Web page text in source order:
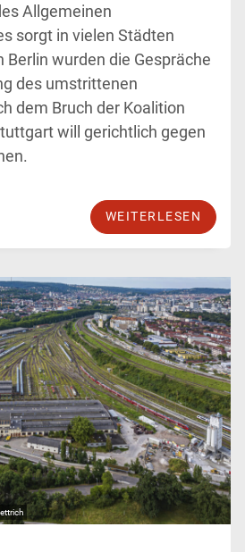
Allgemeinen
sorgt in vielen Städten
Berlin wurden die Gespräche
des umstrittenen
dem Bruch der Koalition
will gerichtlich gegen
WEITERLESEN